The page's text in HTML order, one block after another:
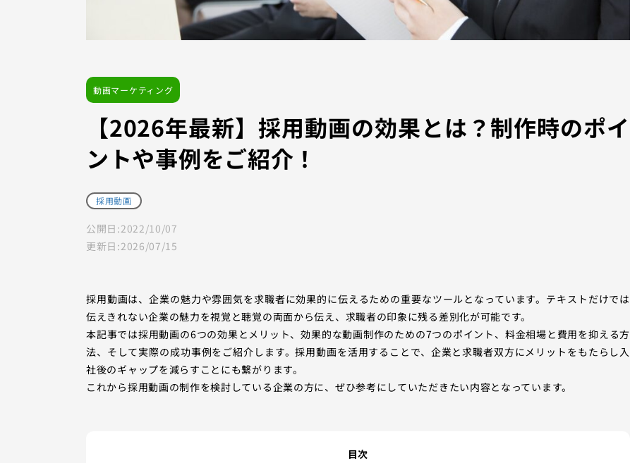
動画マーケティング
【2026年最新】採用動画の効果とは？制作時のポイ
ントや事例をご紹介！
採用動画
公開日:2022/10/07
更新日:2026/07/15
採用動画は、企業の魅力や雰囲気を求職者に効果的に伝えるための重要なツールとなっています。テキストだけでは
伝えきれない企業の魅力を視覚と聴覚の両面から伝え、求職者の印象に残る差別化が可能です。
本記事では採用動画の6つの効果とメリット、効果的な動画制作のための7つのポイント、料金相場と費用を抑える方
法、そして実際の成功事例をご紹介します。採用動画を活用することで、企業と求職者双方にメリットをもたらし入
社後のギャップを減らすことにも繋がります。
これから採用動画の制作を検討している企業の方に、ぜひ参考にしていただきたい内容となっています。
目次